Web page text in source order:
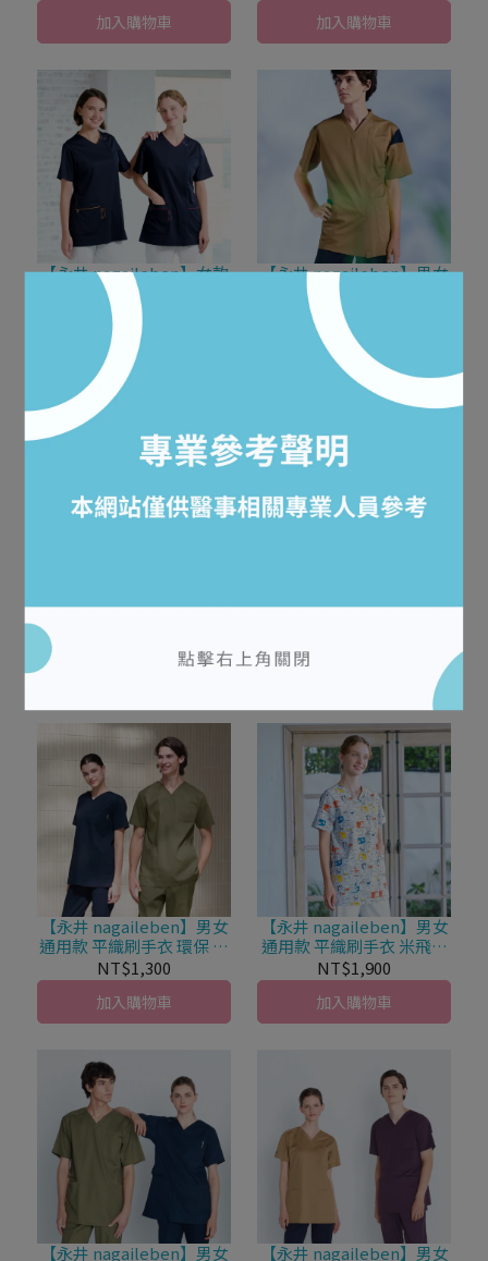
加入購物車 加入購物車
【永井 nagaileben】女款
針織刷手衣 米飛兔 涼感 前
開式拉鍊 MFF-5837
NT$2,100
加入購物車
【永井 nagaileben】男女
通用款 針織刷手衣 涼感 前
開式拉鍊 自然色系 RF-
5472
NT$2,000
加入購物車
【永井 nagaileben】男女
通用款 平織刷手衣 環保 ×
舒適機能 CPP-5332
NT$1,300
加入購物車
【永井 nagaileben】男女
通用款 平織刷手衣 米飛兔
ABC花色 前開式拉鍊 MFS-
5852
NT$1,900
加入購物車
【永井 nagaileben】男女
【永井 nagaileben】男女